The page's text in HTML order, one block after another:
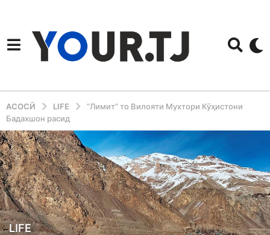
АСОСӢ LIFE
“Лимит” то Вилояти Мухтори Кӯҳистони
Бадахшон расид
2
LIFE